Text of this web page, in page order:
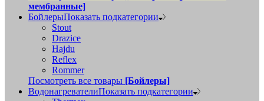
мембранные]
БойлерыПоказать подкатегории
Stout
Drazice
Hajdu
Reflex
Rommer
Посмотреть все товары [Бойлеры]
ВодонагревателиПоказать подкатегории